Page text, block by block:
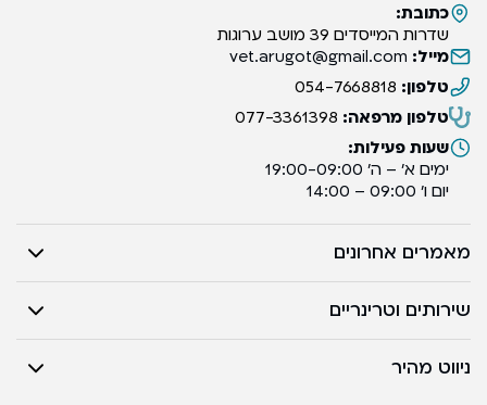
כתובת:
שדרות המייסדים 39 מושב ערוגות
מייל: vet.arugot@gmail.com
טלפון: 054-7668818
טלפון מרפאה: 077-3361398
שעות פעילות:
ימים א’ – ה’ 19:00-09:00
יום ו’ 09:00 – 14:00
מאמרים אחרונים
שירותים וטרינריים
ניווט מהיר